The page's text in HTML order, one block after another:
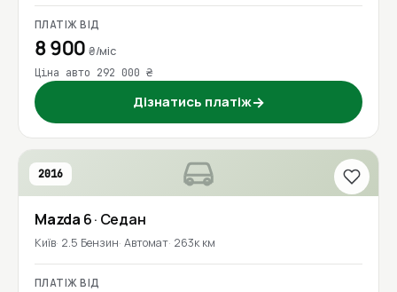
ПЛАТІЖ ВІД
8 900₴/міс
Ціна авто 292 000 ₴
Дізнатись платіж→
2016
Mazda 6· Седан
Київ 2.5 Бензин Автомат 263к км
ПЛАТІЖ ВІД